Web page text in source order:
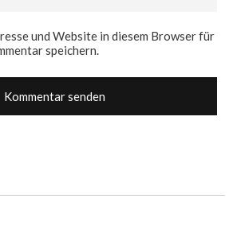
und Website in diesem Browser für
speichern.